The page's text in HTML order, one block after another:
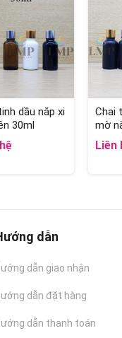
dầu nắp xi
30ml
Chai
mờ
30ml
Liên
dẫn
dẫn giao nhận
dẫn đặt hàng
dẫn thanh toán